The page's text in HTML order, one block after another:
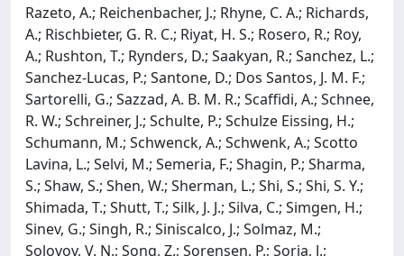
Razeto, A.; Reichenbacher, J.; Rhyne, C. A.; Richards,
A.; Rischbieter, G. R. C.; Riyat, H. S.; Rosero, R.; Roy,
A.; Rushton, T.; Rynders, D.; Saakyan, R.; Sanchez, L.;
Sanchez-Lucas, P.; Santone, D.; Dos Santos, J. M. F.;
Sartorelli, G.; Sazzad, A. B. M. R.; Scaffidi, A.; Schnee,
R. W.; Schreiner, J.; Schulte, P.; Schulze Eissing, H.;
Schumann, M.; Schwenck, A.; Schwenk, A.; Scotto
Lavina, L.; Selvi, M.; Semeria, F.; Shagin, P.; Sharma,
S.; Shaw, S.; Shen, W.; Sherman, L.; Shi, S.; Shi, S. Y.;
Shimada, T.; Shutt, T.; Silk, J. J.; Silva, C.; Simgen, H.;
Sinev, G.; Singh, R.; Siniscalco, J.; Solmaz, M.;
Solovov, V. N.; Song, Z.; Sorensen, P.; Soria, J.;